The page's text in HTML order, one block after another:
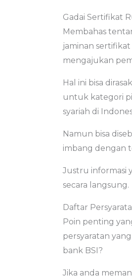
Gadai Sertifikat
Membahas
jaminan
mengajukan
Hal ini bisa
untuk kategori
syariah di
Namun bisa
imbang dengan
Justru informasi
secara langsung.
Daftar
Poin penting
persyaratan
bank BSI?
Jika anda